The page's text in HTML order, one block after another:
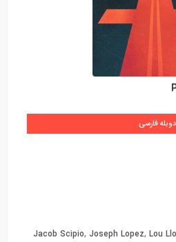
دوبله فارسی
Jacob Scipio, Joseph Lopez, Lou